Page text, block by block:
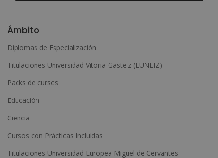
e
r
n
i
v
e
Ámbito
Diplomas de Especialización
Titulaciones Universidad Vitoria-Gasteiz (EUNEIZ)
Packs de cursos
Educación
Ciencia
Cursos con Prácticas Incluídas
Titulaciones Universidad Europea Miguel de Cervantes